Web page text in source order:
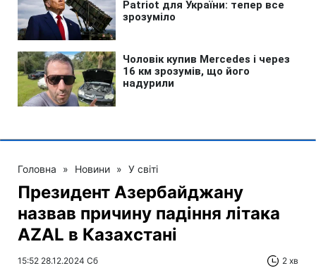
Головна » Новини » У світі
Президент Азербайджану
назвав причину падіння літака
AZAL в Казахстані
15:52 28.12.2024 Сб 2 хв